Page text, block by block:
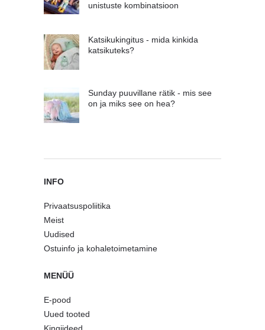
unistuste kombinatsioon
Katsikukingitus - mida kinkida
katsikuteks?
Sunday puuvillane rätik - mis see
on ja miks see on hea?
INFO
Privaatsuspoliitika
Meist
Uudised
Ostuinfo ja kohaletoimetamine
MENÜÜ
E-pood
Uued tooted